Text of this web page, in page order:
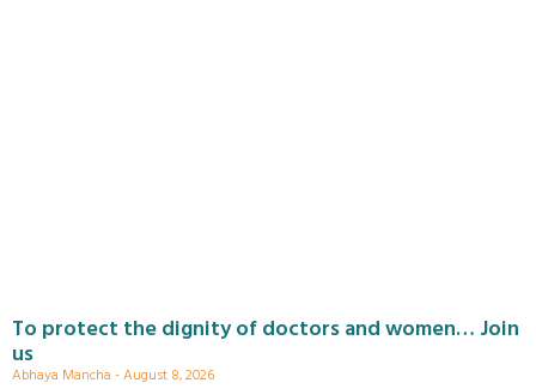
To protect the dignity of doctors and women… Join
us
Abhaya Mancha August 8, 2026